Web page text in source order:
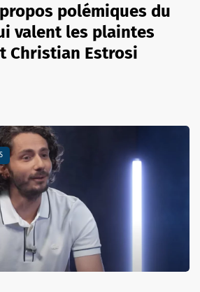
polémiques du
valent les plaintes
Christian Estrosi